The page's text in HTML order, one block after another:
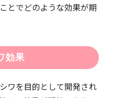
とでどのような効果が期
効果
ワを目的として開発され